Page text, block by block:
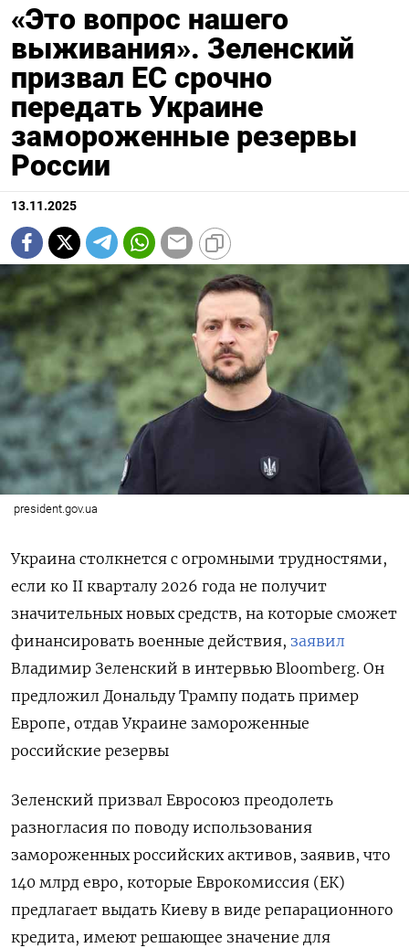
«Это вопрос нашего
выживания». Зеленский
призвал ЕС срочно
передать Украине
замороженные резервы
России
13.11.2025
president.gov.ua
Украина столкнется с огромными трудностями,
если ко II кварталу 2026 года не получит
значительных новых средств, на которые сможет
финансировать военные действия, заявил
Владимир Зеленский в интервью Bloomberg. Он
предложил Дональду Трампу подать пример
Европе, отдав Украине замороженные
российские резервы
Зеленский призвал Евросоюз преодолеть
разногласия по поводу использования
замороженных российских активов, заявив, что
140 млрд евро, которые Еврокомиссия (ЕК)
предлагает выдать Киеву в виде репарационного
кредита, имеют решающее значение для